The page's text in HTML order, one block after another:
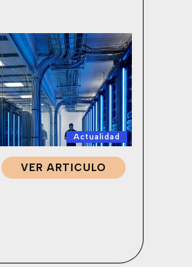
Actualidad
VER ARTICULO